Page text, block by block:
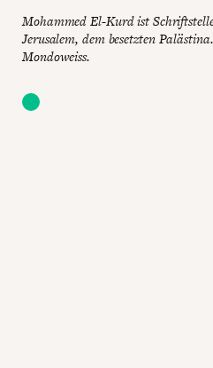
Mohammed El-Kurd ist
Jerusalem, dem besetzten
Mondoweiss.